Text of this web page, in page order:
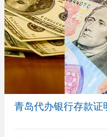
事
我
们
青岛代办银行存款证